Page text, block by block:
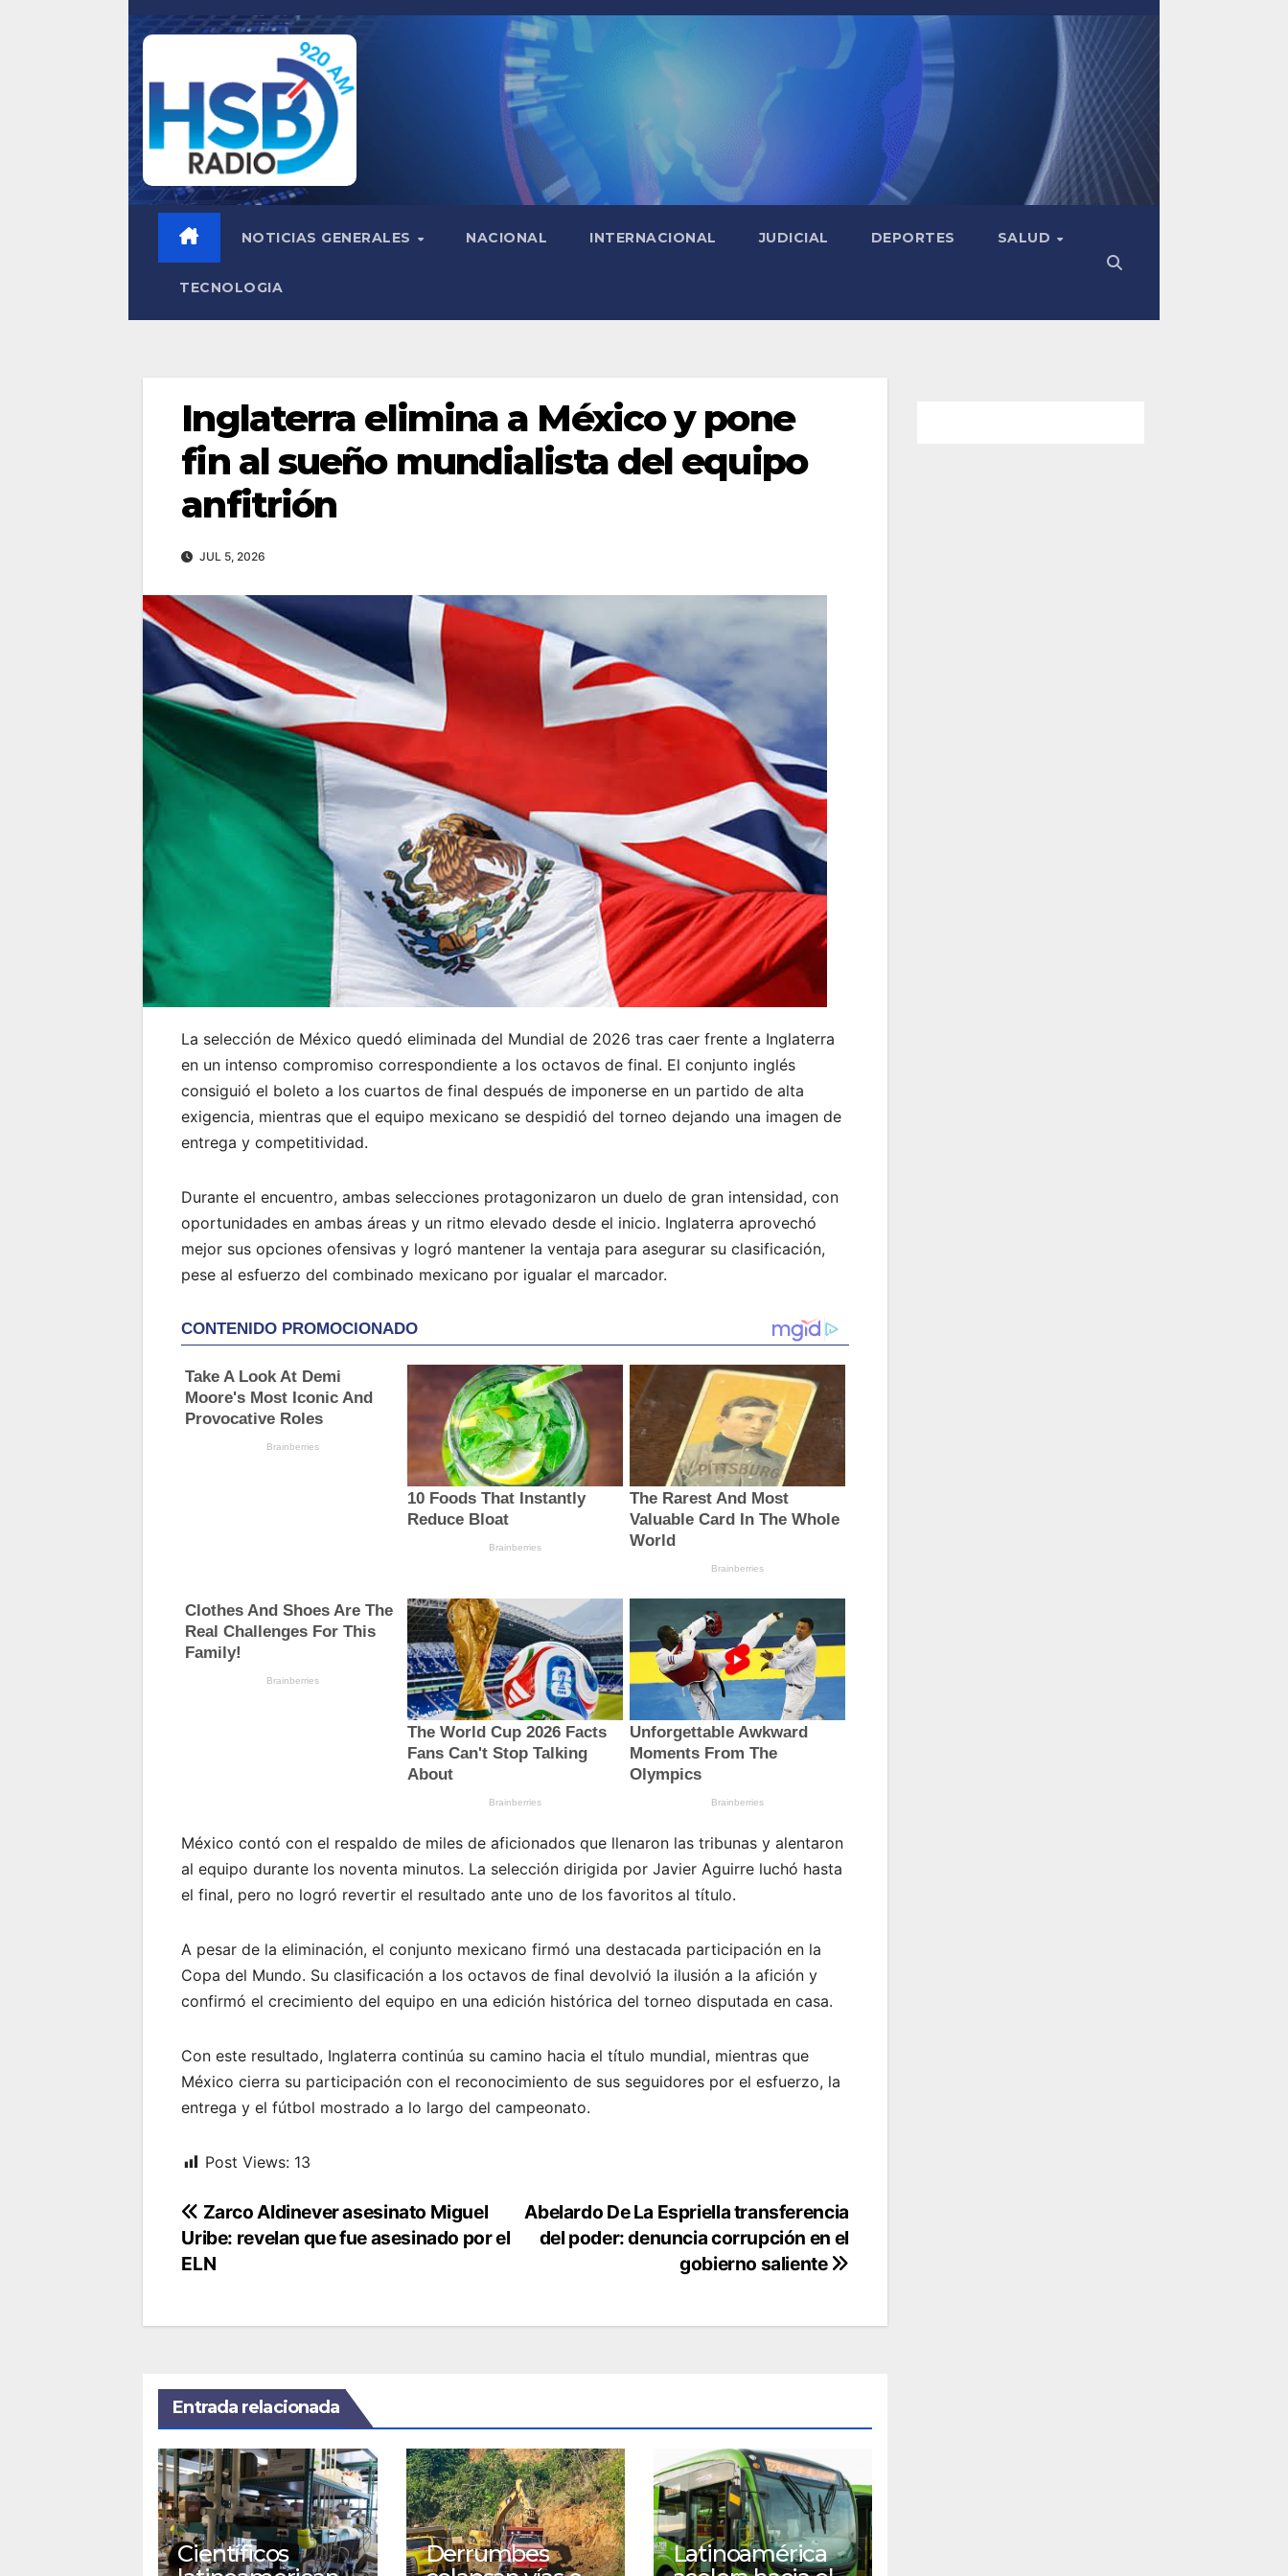
Saltar
contenido
NOTICIAS GENERALES NACIONAL INTERNACIONAL JUDICIAL DEPORTES SALUD
TECNOLOGIA
Inglaterra elimina a México y pone
fin al sueño mundialista del equipo
anfitrión
JUL 5, 2026
La selección de México quedó eliminada del Mundial de 2026 tras caer frente a Inglaterra
en un intenso compromiso correspondiente a los octavos de final. El conjunto inglés
consiguió el boleto a los cuartos de final después de imponerse en un partido de alta
exigencia, mientras que el equipo mexicano se despidió del torneo dejando una imagen de
entrega y competitividad.
Durante el encuentro, ambas selecciones protagonizaron un duelo de gran intensidad, con
oportunidades en ambas áreas y un ritmo elevado desde el inicio. Inglaterra aprovechó
mejor sus opciones ofensivas y logró mantener la ventaja para asegurar su clasificación,
pese al esfuerzo del combinado mexicano por igualar el marcador.
México contó con el respaldo de miles de aficionados que llenaron las tribunas y alentaron
al equipo durante los noventa minutos. La selección dirigida por Javier Aguirre luchó hasta
el final, pero no logró revertir el resultado ante uno de los favoritos al título.
A pesar de la eliminación, el conjunto mexicano firmó una destacada participación en la
Copa del Mundo. Su clasificación a los octavos de final devolvió la ilusión a la afición y
confirmó el crecimiento del equipo en una edición histórica del torneo disputada en casa.
Con este resultado, Inglaterra continúa su camino hacia el título mundial, mientras que
México cierra su participación con el reconocimiento de sus seguidores por el esfuerzo, la
entrega y el fútbol mostrado a lo largo del campeonato.
Post Views: 13
Navegación
de
Abelardo De La Espriella transferencia
del poder: denuncia corrupción en el
gobierno saliente
Zarco Aldinever asesinato Miguel
Uribe: revelan que fue asesinado por el
ELN
Entrada relacionada
Científicos
Derrumbes
Latinoamérica